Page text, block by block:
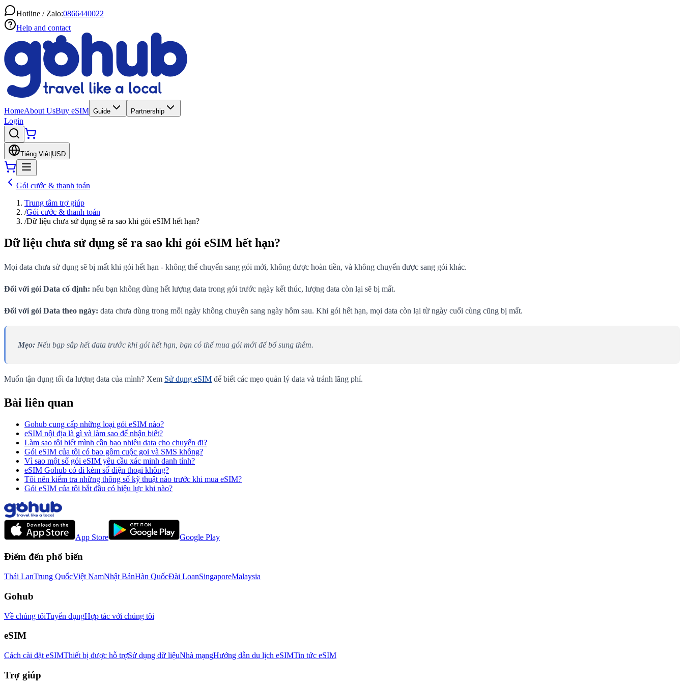
Hotline / Zalo:0866440022
Help and contact
HomeAbout UsBuy eSIM Guide Partnership
Login
Tiếng Việt USD
Gói cước & thanh toán
Trung tâm trợ giúp
/Gói cước & thanh toán
/Dữ liệu chưa sử dụng sẽ ra sao khi gói eSIM hết hạn?
Dữ liệu chưa sử dụng sẽ ra sao khi gói eSIM hết hạn?
Mọi data chưa sử dụng sẽ bị mất khi gói hết hạn - không thể chuyển sang gói mới, không được hoàn tiền, và không chuyển được sang gói khác.
Đối với gói Data cố định: nếu bạn không dùng hết lượng data trong gói trước ngày kết thúc, lượng data còn lại sẽ bị mất.
Đối với gói Data theo ngày: data chưa dùng trong mỗi ngày không chuyển sang ngày hôm sau. Khi gói hết hạn, mọi data còn lại từ ngày cuối cùng cũng bị mất.
Mẹo: Nếu bạp sắp hết data trước khi gói hết hạn, bạn có thể mua gói mới để bổ sung thêm.
Muốn tận dụng tối đa lượng data của mình? Xem Sử dụng eSIM để biết các mẹo quản lý data và tránh lãng phí.
Bài liên quan
Gohub cung cấp những loại gói eSIM nào?
eSIM nội địa là gì và làm sao để nhận biết?
Làm sao tôi biết mình cần bao nhiêu data cho chuyến đi?
Gói eSIM của tôi có bao gồm cuộc gọi và SMS không?
Vì sao một số gói eSIM yêu cầu xác minh danh tính?
eSIM Gohub có đi kèm số điện thoại không?
Tôi nên kiểm tra những thông số kỹ thuật nào trước khi mua eSIM?
Gói eSIM của tôi bắt đầu có hiệu lực khi nào?
App Store Google Play
Điểm đến phổ biến
Thái LanTrung QuốcViệt NamNhật BảnHàn QuốcĐài LoanSingaporeMalaysia
Gohub
Về chúng tôiTuyển dụngHợp tác với chúng tôi
eSIM
Cách cài đặt eSIMThiết bị được hỗ trợSử dụng dữ liệuNhà mạngHướng dẫn du lịch eSIMTin tức eSIM
Trợ giúp